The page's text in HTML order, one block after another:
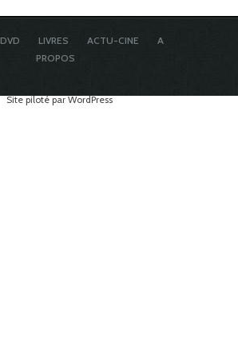
DVD LIVRES ACTU-CINE
A
PROPOS
Site piloté par WordPress